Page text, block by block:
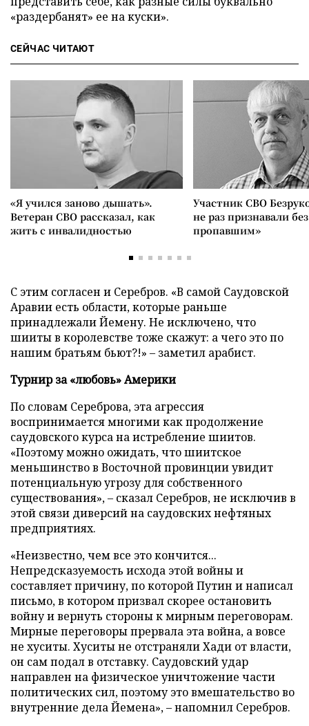
«раздербанят» ее на куски».
СЕЙЧАС ЧИТАЮТ
«Я учился заново дышать».
Ветеран СВО рассказал, как
жить с инвалидностью
Участник СВО
не раз признавали
пропавшим»
С этим согласен и Серебров. «В самой Саудовской
Аравии есть области, которые раньше
принадлежали Йемену. Не исключено, что
шииты в королевстве тоже скажут: а чего это по
нашим братьям бьют?!» – заметил арабист.
Турнир за «любовь» Америки
По словам Сереброва, эта агрессия
воспринимается многими как продолжение
саудовского курса на истребление шиитов.
«Поэтому можно ожидать, что шиитское
меньшинство в Восточной провинции увидит
потенциальную угрозу для собственного
существования», – сказал Серебров, не исключив в
этой связи диверсий на саудовских нефтяных
предприятиях.
«Неизвестно, чем все это кончится...
Непредсказуемость исхода этой войны и
составляет причину, по которой Путин и написал
письмо, в котором призвал скорее остановить
войну и вернуть стороны к мирным переговорам.
Мирные переговоры прервала эта война, а вовсе
не хуситы. Хуситы не отстраняли Хади от власти,
он сам подал в отставку. Саудовский удар
направлен на физическое уничтожение части
политических сил, поэтому это вмешательство во
внутренние дела Йемена», – напомнил Серебров.